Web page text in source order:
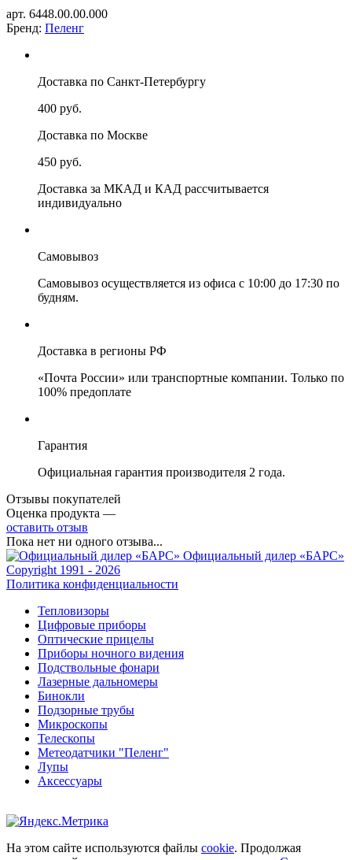
арт. 6448.00.00.000
Бренд: Пеленг
Доставка по Санкт-Петербургу
400 руб.
Доставка по Москве
450 руб.
Доставка за МКАД и КАД рассчитывается
индивидуально
Самовывоз
Самовывоз осуществляется из офиса с 10:00 до 17:30 по
будням.
Доставка в регионы РФ
«Почта России» или транспортные компании. Только по
100% предоплате
Гарантия
Официальная гарантия производителя 2 года.
Отзывы покупателей
Оценка продукта —
оставить отзыв
Пока нет ни одного отзыва...
Официальный дилер «БАРС»
Copyright 1991 - 2026
Политика конфиденциальности
Тепловизоры
Цифровые приборы
Оптические прицелы
Приборы ночного видения
Подствольные фонари
Лазерные дальномеры
Бинокли
Подзорные трубы
Микроскопы
Телескопы
Метеодатчики "Пеленг"
Лупы
Аксессуары
На этом сайте используются файлы cookie. Продолжая